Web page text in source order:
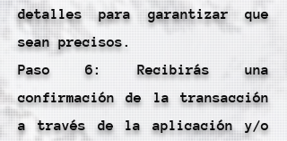
detalles para garantizar que
sean precisos.
Paso 6: Recibirás una
confirmación de la transacción
a través de la aplicación y/o